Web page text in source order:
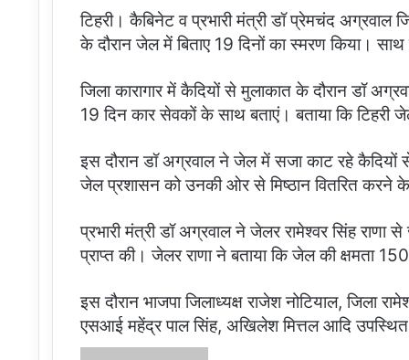
टिहरी। कैबिनेट व प्रभारी मंत्री डॉ प्रेमचंद अग्रवाल
के दौरान जेल में बिताए 19 दिनों का स्मरण किया।
जिला कारागार में कैदियों से मुलाकात के दौरान डॉ
19 दिन कार सेवकों के साथ बताएं। बताया कि टिहरी
इस दौरान डॉ अग्रवाल ने जेल में सजा काट रहे
जेल प्रशासन को उनकी ओर से मिष्ठान वितरित करने
प्रभारी मंत्री डॉ अग्रवाल ने जेलर रामेश्वर सिंह राणा
प्राप्त की। जेलर राणा ने बताया कि जेल की क्षमता
इस दौरान भाजपा जिलाध्यक्ष राजेश नोटियाल, जिला
एसआई महेंद्र पाल सिंह, अखिलेश मित्तल आदि